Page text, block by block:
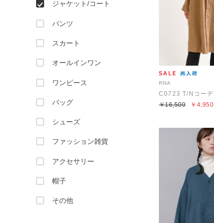
ジャケット/コート
パンツ
スカート
オールインワン
ワンピース
バッグ
シューズ
ファッション雑貨
アクセサリー
帽子
その他
RNA
￥4,950
￥16,500